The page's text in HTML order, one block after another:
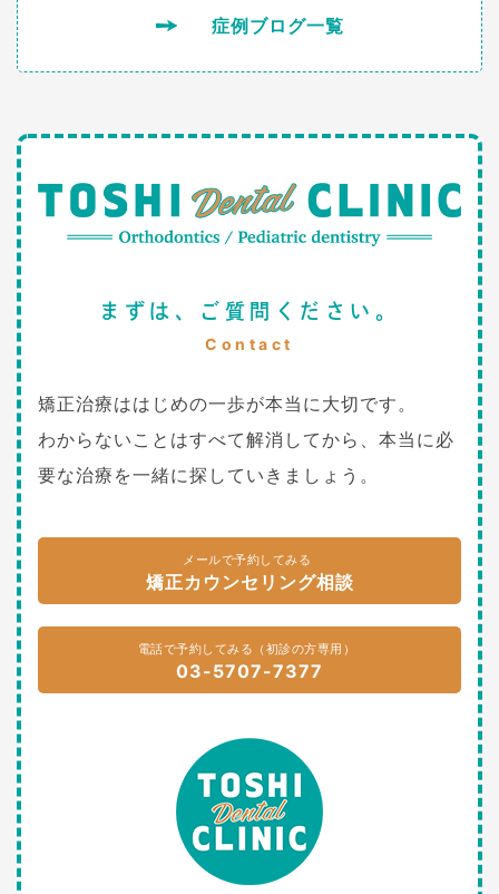
症例ブログ一覧
まずは、ご質問ください。
Contact
矯正治療ははじめの一歩が本当に大切です。
わからないことはすべて解消してから、本当に必
要な治療を一緒に探していきましょう。
メールで予約してみる
矯正カウンセリング相談
電話で予約してみる（初診の方専用）
03-5707-7377